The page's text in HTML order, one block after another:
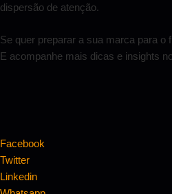
dispersão de atenção.
Se quer preparar a sua marca para o
E acompanhe mais dicas e insights
Facebook
Twitter
Linkedin